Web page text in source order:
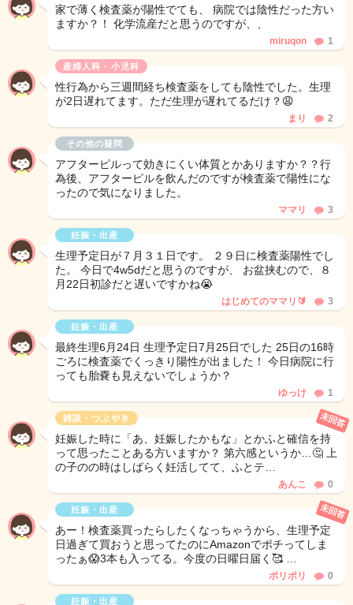
家で薄く検査薬が陽性でても、 病院では陰性だった方い
ますか？！ 化学流産だと思うのですが、、
miruqon 1
産婦人科・小児科
性行為から三週間経ち検査薬をしても陰性でした。生理
が2日遅れてます。ただ生理が遅れてるだけ？😩
まり 2
その他の疑問
アフターピルって効きにくい体質とかありますか？？行
為後、アフターピルを飲んだのですが検査薬で陽性にな
ったので気になりました。
ママリ 3
妊娠・出産
生理予定日が７月３１日です。 ２９日に検査薬陽性でし
た。 今日で4w5dだと思うのですが、 お盆挟むので、８
月22日初診だと遅いですかね😭
はじめてのママリ🔰 3
妊娠・出産
最終生理6月24日 生理予定日7月25日でした 25日の16時
ごろに検査薬でくっきり陽性が出ました！ 今日病院に行
っても胎嚢も見えないでしょうか？
ゆっけ 1
雑談・つぶやき
妊娠した時に「あ、妊娠したかもな」とかふと確信を持
って思ったことある方いますか？ 第六感というか…🤔 上
の子のの時はしばらく妊活してて、ふとテ…
未回答
あんこ 0
妊娠・出産
あー！検査薬買ったらしたくなっちゃうから、生理予定
日過ぎて買おうと思ってたのにAmazonでポチってしま
ったぁ😱3本も入ってる。今度の日曜日届く🥰 …
未回答
ポリポリ 0
妊娠・出産